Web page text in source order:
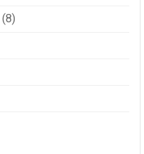
(8)